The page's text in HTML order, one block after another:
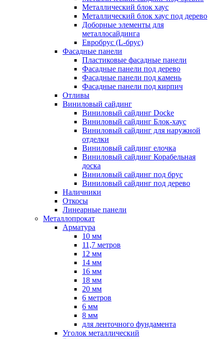
Металлический блок хаус
Металлический блок хаус под дерево
Доборные элементы для
металлосайдинга
Евробрус (L-брус)
Фасадные панели
Пластиковые фасадные панели
Фасадные панели под дерево
Фасадные панели под камень
Фасадные панели под кирпич
Отливы
Виниловый сайдинг
Виниловый сайдинг Docke
Виниловый сайдинг Блок-хаус
Виниловый сайдинг для наружной
отделки
Виниловый сайдинг елочка
Виниловый сайдинг Корабельная
доска
Виниловый сайдинг под брус
Виниловый сайдинг под дерево
Наличники
Откосы
Линеарные панели
Металлопрокат
Арматура
10 мм
11,7 метров
12 мм
14 мм
16 мм
18 мм
20 мм
6 метров
6 мм
8 мм
для ленточного фундамента
Уголок металлический